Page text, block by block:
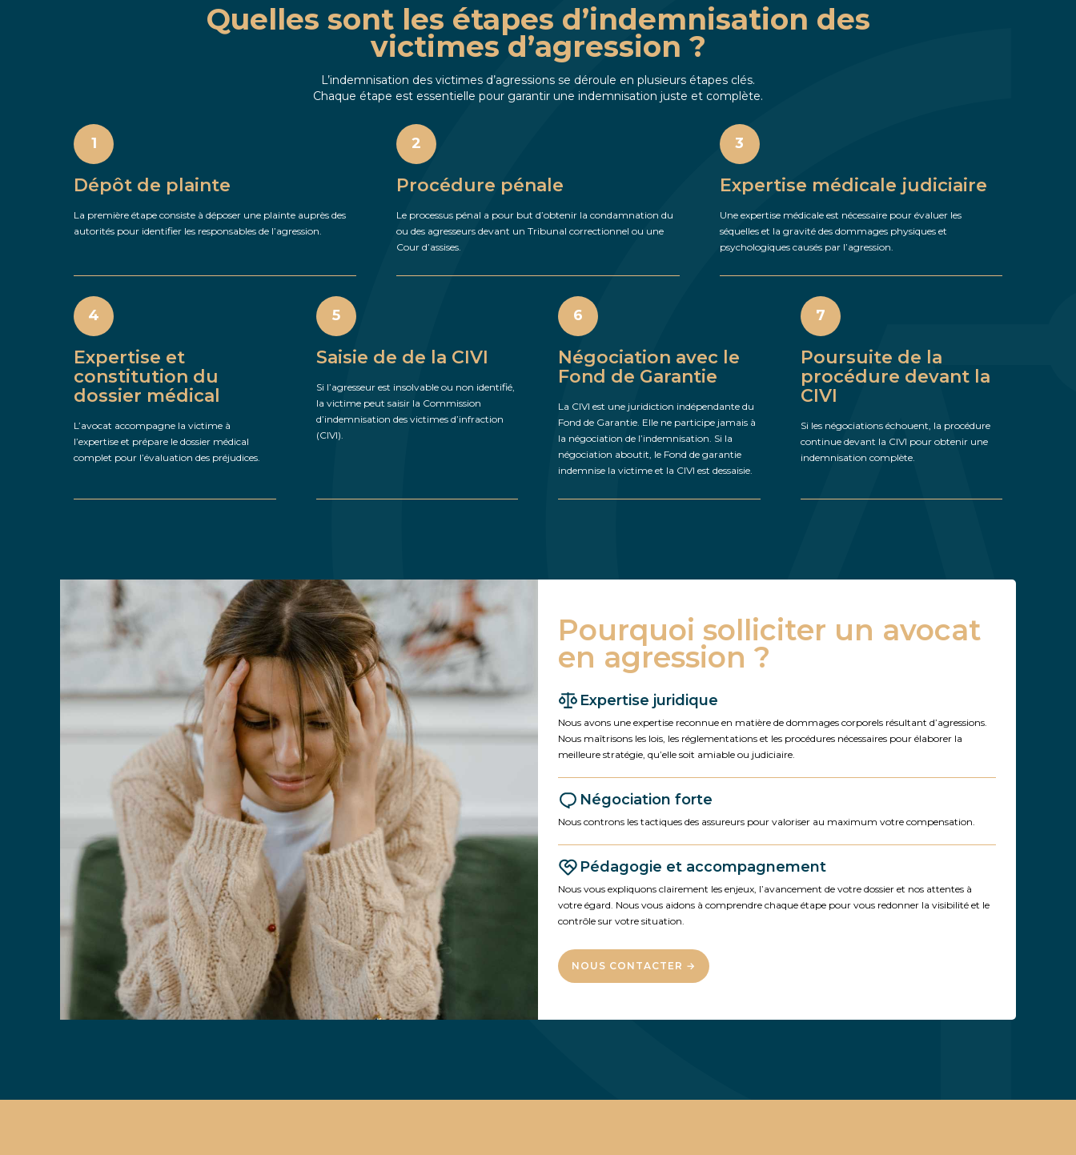
Quelles sont les étapes d’indemnisation des
victimes d’agression ?
L’indemnisation des victimes d’agressions se déroule en plusieurs étapes clés.
Chaque étape est essentielle pour garantir une indemnisation juste et complète.
1
Dépôt de plainte
La première étape consiste à déposer une plainte auprès des
autorités pour identifier les responsables de l’agression.
2
Procédure pénale
Le processus pénal a pour but d’obtenir la condamnation du
ou des agresseurs devant un Tribunal correctionnel ou une
Cour d’assises.
3
Expertise médicale judiciaire
Une expertise médicale est nécessaire pour évaluer les
séquelles et la gravité des dommages physiques et
psychologiques causés par l’agression.
4
Expertise et
constitution du
dossier médical
L’avocat accompagne la victime à
l’expertise et prépare le dossier médical
complet pour l’évaluation des préjudices.
5
Saisie de de la CIVI
Si l’agresseur est insolvable ou non identifié,
la victime peut saisir la Commission
d’indemnisation des victimes d’infraction
(CIVI).
6
Négociation avec le
Fond de Garantie
La CIVI est une juridiction indépendante du
Fond de Garantie. Elle ne participe jamais à
la négociation de l’indemnisation. Si la
négociation aboutit, le Fond de garantie
indemnise la victime et la CIVI est dessaisie.
7
Poursuite de la
procédure devant la
CIVI
Si les négociations échouent, la procédure
continue devant la CIVI pour obtenir une
indemnisation complète.
Pourquoi solliciter un avocat
en agression ?
Expertise juridique
Nous avons une expertise reconnue en matière de dommages corporels résultant d’agressions.
Nous maîtrisons les lois, les réglementations et les procédures nécessaires pour élaborer la
meilleure stratégie, qu’elle soit amiable ou judiciaire.
Négociation forte
Nous controns les tactiques des assureurs pour valoriser au maximum votre compensation.
Pédagogie et accompagnement
Nous vous expliquons clairement les enjeux, l’avancement de votre dossier et nos attentes à
votre égard. Nous vous aidons à comprendre chaque étape pour vous redonner la visibilité et le
contrôle sur votre situation.
NOUS CONTACTER →